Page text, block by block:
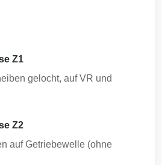
Z1
gelocht, auf VR und
Z2
auf Getriebewelle (ohne